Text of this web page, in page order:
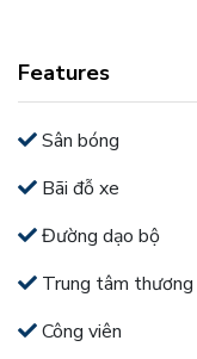
Features
Sân bóng
Bãi đỗ xe
Đường dạo bộ
Trung tâm thương
Công viên